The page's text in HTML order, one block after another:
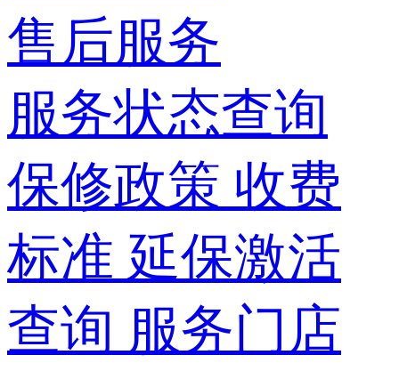
售后服务
服务状态查询
保修政策 收费
标准 延保激活
查询 服务门店